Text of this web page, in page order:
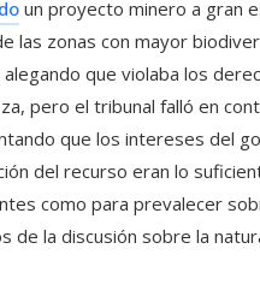
un proyecto minero a gran
las zonas con mayor
que violaba los
pero el tribunal falló en
que los intereses del
del recurso eran lo
como para prevalecer
de la discusión sobre la